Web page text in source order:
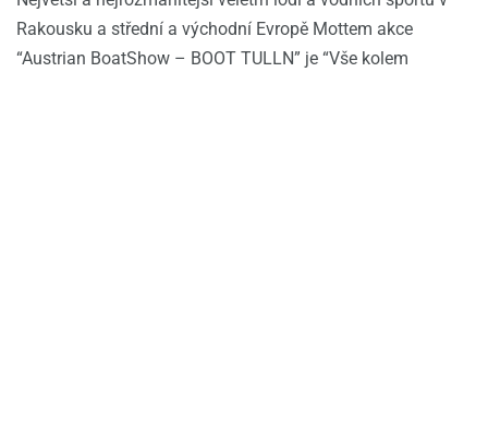
Rakousku a střední a východní Evropě Mottem akce
“Austrian BoatShow – BOOT TULLN” je “Vše kolem